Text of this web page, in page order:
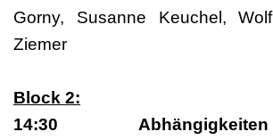
Gorny, Susanne Keuchel,
Ziemer
Block 2:
14:30 Abhängigkeiten